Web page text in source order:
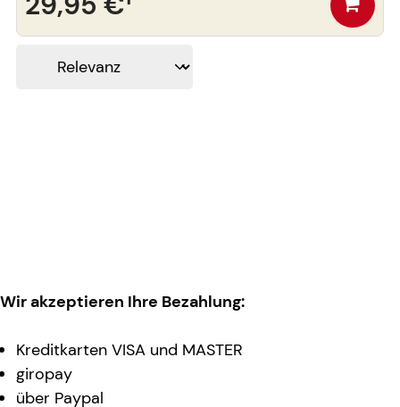
Wir akzeptieren Ihre Bezahlung:
Kreditkarten VISA und MASTER
giropay
über Paypal